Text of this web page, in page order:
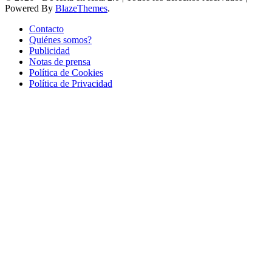
Powered By BlazeThemes.
Contacto
Quiénes somos?
Publicidad
Notas de prensa
Política de Cookies
Política de Privacidad